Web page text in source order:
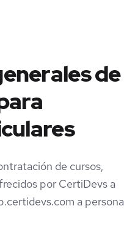
de
de cursos,
por CertiDevs a
a